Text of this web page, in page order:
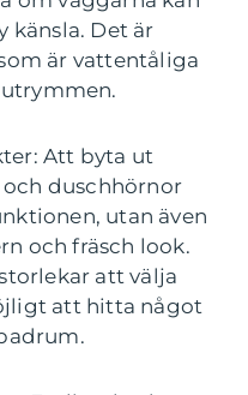
känsla. Det är
är vattentåliga
Att byta ut
duschhörnor
utan även
och fräsch look.
att välja
att hitta något